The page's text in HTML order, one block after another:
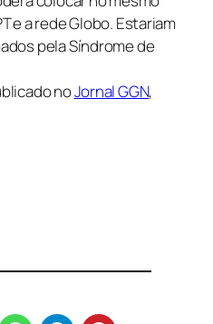
e a rede Globo. Estariam
pela Síndrome de
noJornal GGN,